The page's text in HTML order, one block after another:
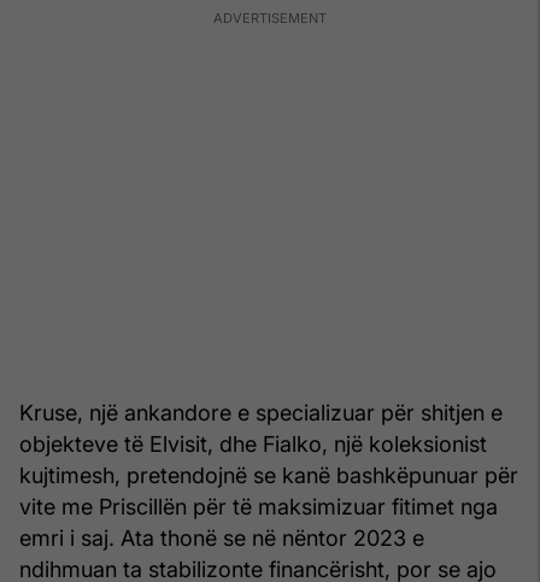
Kruse, një ankandore e specializuar për shitjen e
objekteve të Elvisit, dhe Fialko, një koleksionist
kujtimesh, pretendojnë se kanë bashkëpunuar për
vite me Priscillën për të maksimizuar fitimet nga
emri i saj. Ata thonë se në nëntor 2023 e
ndihmuan ta stabilizonte financërisht, por se ajo